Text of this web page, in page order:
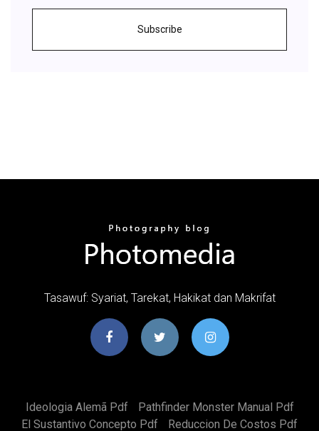
Subscribe
Tasawuf: Syariat, Tarekat, Hakikat dan Makrifat
Ideologia Alemã Pdf
Pathfinder Monster Manual Pdf
El Sustantivo Concepto Pdf
Reduccion De Costos Pdf